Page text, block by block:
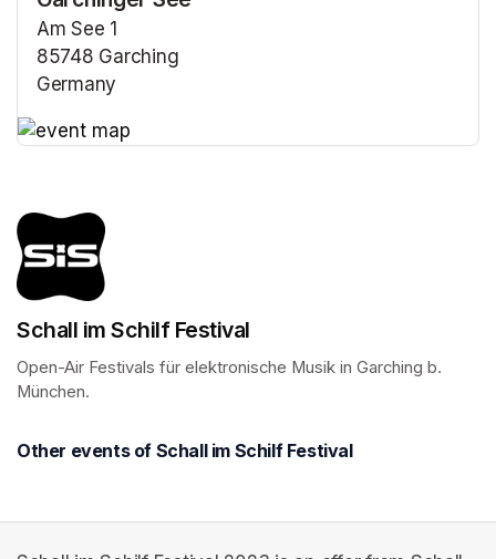
Am See 1
85748 Garching
Germany
Schall im Schilf Festival
Open-Air Festivals für elektronische Musik in Garching b.
München.
Other events of Schall im Schilf Festival